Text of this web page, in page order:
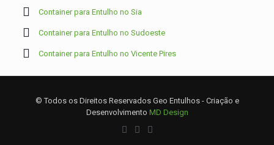
Container para Entulho no Sia
Container para Entulho no Sudoeste
Container para Entulho no Vicente Pires
© Todos os Direitos Reservados Geo Entulhos - Criação e
Desenvolvimento MD Design